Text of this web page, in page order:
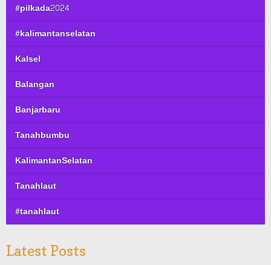
#pilkada2024
#kalimantanselatan
Kalsel
Balangan
Banjarbaru
Tanahbumbu
KalimantanSelatan
Tanahlaut
#tanahlaut
Latest Posts